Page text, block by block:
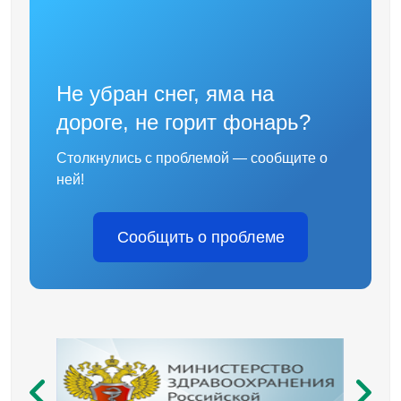
Не убран снег, яма на
дороге, не горит фонарь?
Столкнулись с проблемой — сообщите о
ней!
Сообщить о проблеме